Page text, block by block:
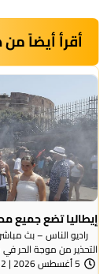
أقرأ أيضاً
إيطاليا تضع جميع
راديو الناس – بث مباشر
التحذير من موجة ​الحر في
5 أغسطس 2026 | 12:22 مساءً